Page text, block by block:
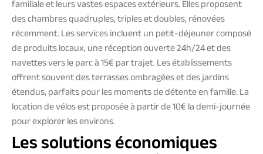
familiale et leurs vastes espaces extérieurs. Elles proposent
des chambres quadruples, triples et doubles, rénovées
récemment. Les services incluent un petit-déjeuner composé
de produits locaux, une réception ouverte 24h/24 et des
navettes vers le parc à 15€ par trajet. Les établissements
offrent souvent des terrasses ombragées et des jardins
étendus, parfaits pour les moments de détente en famille. La
location de vélos est proposée à partir de 10€ la demi-journée
pour explorer les environs.
Les solutions économiques